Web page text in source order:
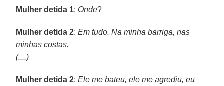
Mulher detida 1: Onde?
Mulher detida 2:Em tudo. Na minha barriga, nas
minhas costas.
(....)
Mulher detida 2:Ele me bateu, ele me agrediu, eu